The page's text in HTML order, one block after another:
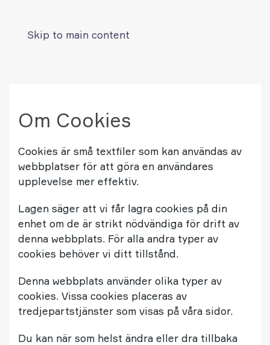
Skip to main content
Om Cookies
Cookies är små textfiler som kan användas av
webbplatser för att göra en användares
upplevelse mer effektiv.
Lagen säger att vi får lagra cookies på din
enhet om de är strikt nödvändiga för drift av
denna webbplats. För alla andra typer av
cookies behöver vi ditt tillstånd.
Denna webbplats använder olika typer av
cookies. Vissa cookies placeras av
tredjepartstjänster som visas på våra sidor.
Du kan när som helst ändra eller dra tillbaka